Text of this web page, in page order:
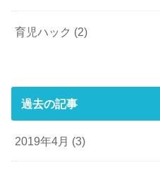
育児ハック (2)
過去の記事
2019年4月 (3)